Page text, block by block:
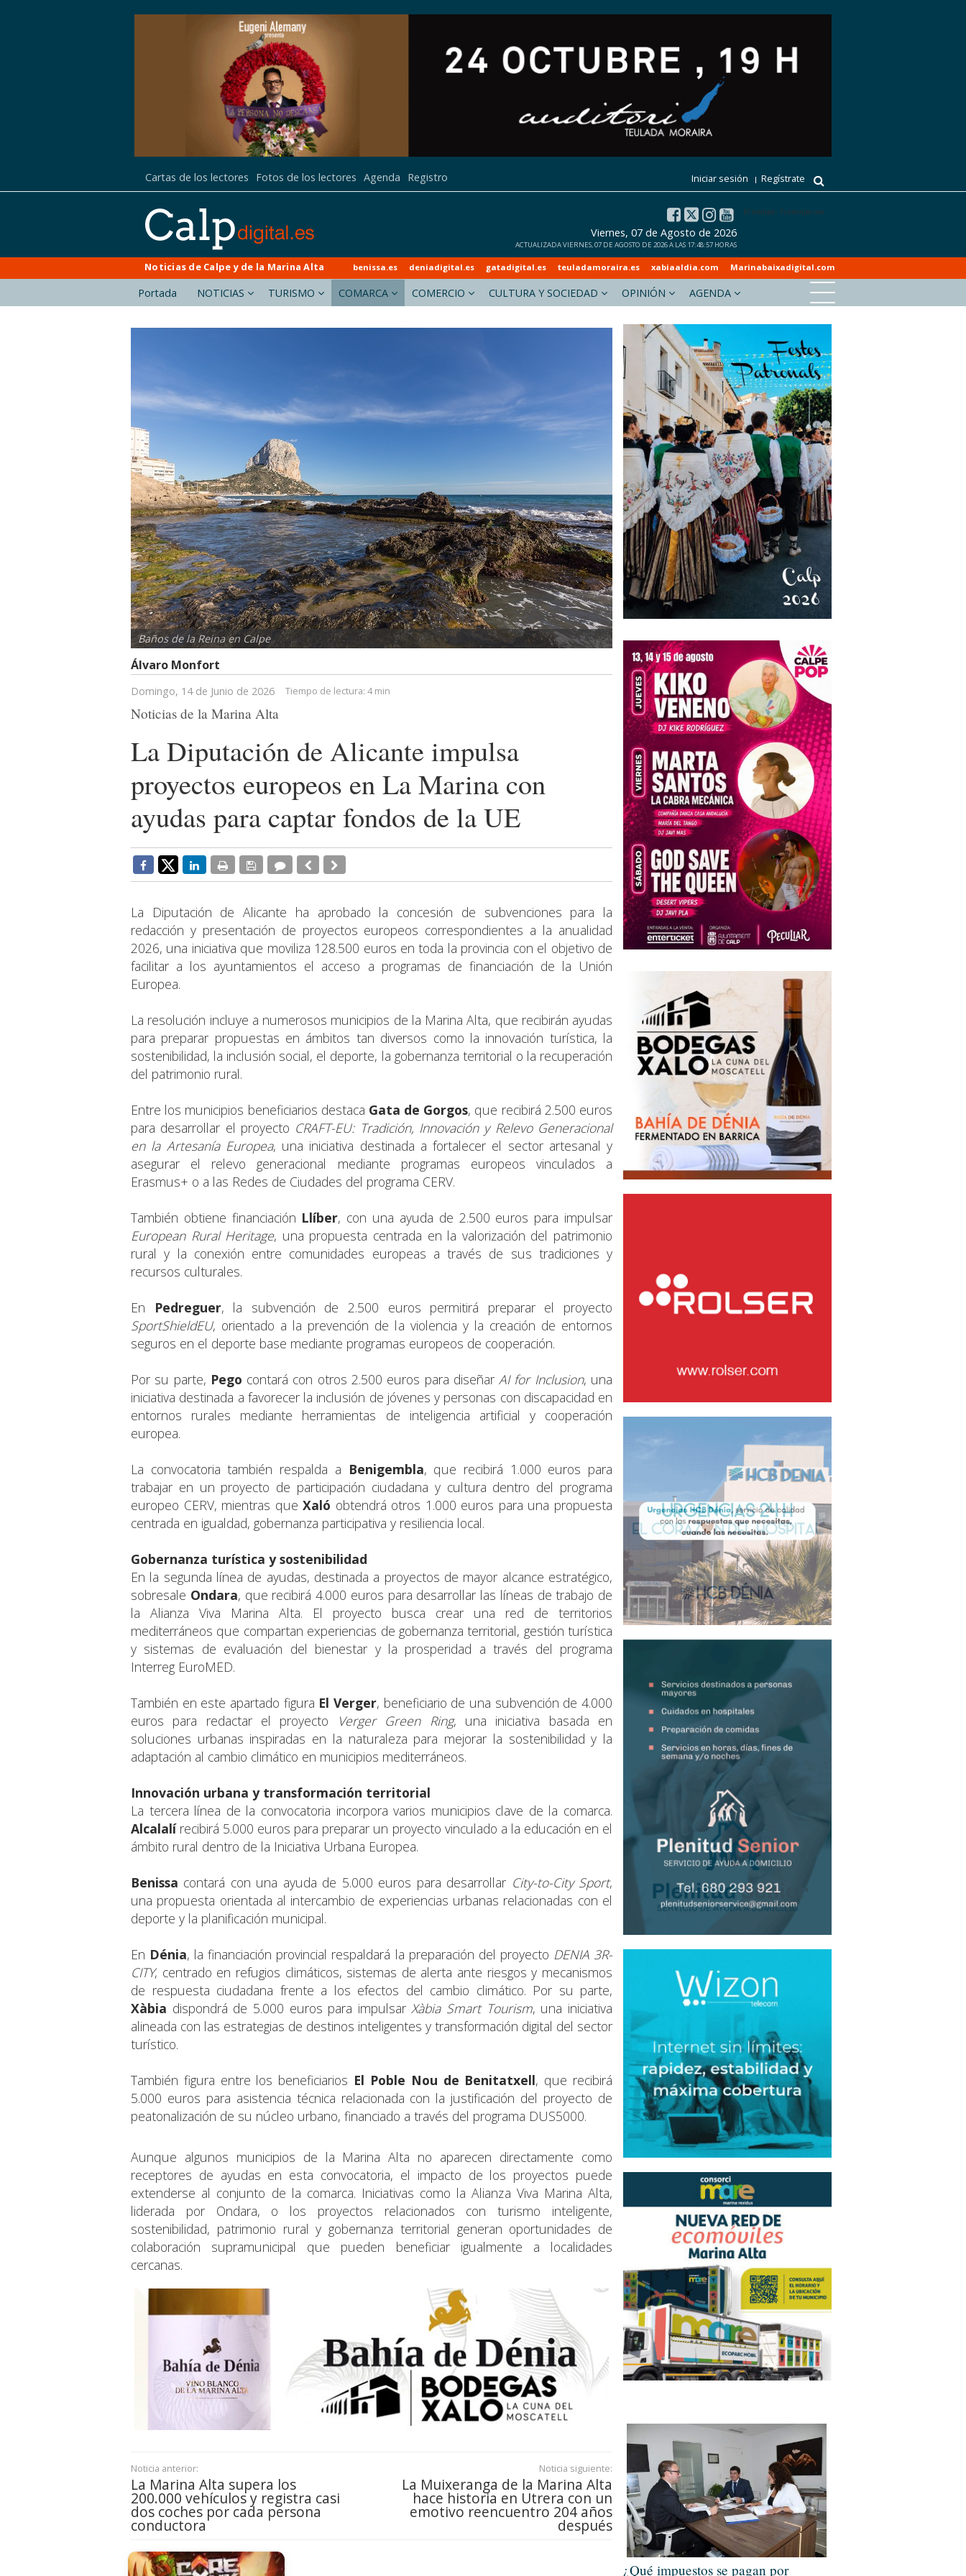
Cartas de los lectores Fotos de los lectores Agenda Registro Iniciar sesión Regístrate
El tiempo - Tutiempo.net
Viernes, 07 de Agosto de 2026
ACTUALIZADA VIERNES, 07 DE AGOSTO DE 2026 A LAS 17:48:57 HORAS
Noticias de Calpe y de la Marina Alta benissa.es deniadigital.es gatadigital.es teuladamoraira.es xabiaaldia.com Marinabaixadigital.com
Portada NOTICIAS TURISMO COMARCA COMERCIO CULTURA Y SOCIEDAD OPINIÓN AGENDA
Baños de la Reina en Calpe
Álvaro Monfort
Domingo, 14 de Junio de 2026 Tiempo de lectura: 4 min
Noticias de la Marina Alta
La Diputación de Alicante impulsa
proyectos europeos en La Marina con
ayudas para captar fondos de la UE
La Diputación de Alicante ha aprobado la concesión de subvenciones para la
redacción y presentación de proyectos europeos correspondientes a la anualidad
2026, una iniciativa que moviliza 128.500 euros en toda la provincia con el objetivo de
facilitar a los ayuntamientos el acceso a programas de financiación de la Unión
Europea.
La resolución incluye a numerosos municipios de la Marina Alta, que recibirán ayudas
para preparar propuestas en ámbitos tan diversos como la innovación turística, la
sostenibilidad, la inclusión social, el deporte, la gobernanza territorial o la recuperación
del patrimonio rural.
Entre los municipios beneficiarios destaca Gata de Gorgos, que recibirá 2.500 euros
para desarrollar el proyecto CRAFT-EU: Tradición, Innovación y Relevo Generacional
en la Artesanía Europea, una iniciativa destinada a fortalecer el sector artesanal y
asegurar el relevo generacional mediante programas europeos vinculados a
Erasmus+ o a las Redes de Ciudades del programa CERV.
También obtiene financiación Llíber, con una ayuda de 2.500 euros para impulsar
European Rural Heritage, una propuesta centrada en la valorización del patrimonio
rural y la conexión entre comunidades europeas a través de sus tradiciones y
recursos culturales.
En Pedreguer, la subvención de 2.500 euros permitirá preparar el proyecto
SportShieldEU, orientado a la prevención de la violencia y la creación de entornos
seguros en el deporte base mediante programas europeos de cooperación.
Por su parte, Pego contará con otros 2.500 euros para diseñarAI for Inclusion, una
iniciativa destinada a favorecer la inclusión de jóvenes y personas con discapacidad en
entornos rurales mediante herramientas de inteligencia artificial y cooperación
europea.
La convocatoria también respalda a Benigembla, que recibirá 1.000 euros para
trabajar en un proyecto de participación ciudadana y cultura dentro del programa
europeo CERV, mientras queXaló obtendrá otros 1.000 euros para una propuesta
centrada en igualdad, gobernanza participativa y resiliencia local.
Gobernanza turística y sostenibilidad
En la segunda línea de ayudas, destinada a proyectos de mayor alcance estratégico,
sobresale Ondara, que recibirá 4.000 euros para desarrollar las líneas de trabajo de
la Alianza Viva Marina Alta. El proyecto busca crear una red de territorios
mediterráneos que compartan experiencias de gobernanza territorial, gestión turística
y sistemas de evaluación del bienestar y la prosperidad a través del programa
Interreg EuroMED.
También en este apartado figura El Verger, beneficiario de una subvención de 4.000
euros para redactar el proyecto
Verger Green Ring, una iniciativa basada en
soluciones urbanas inspiradas en la naturaleza para mejorar la sostenibilidad y la
adaptación al cambio climático en municipios mediterráneos.
Innovación urbana y transformación territorial
La tercera línea de la convocatoria incorpora varios municipios clave de la comarca.
Alcalalírecibirá 5.000 euros para preparar un proyecto vinculado a la educación en el
ámbito rural dentro de la Iniciativa Urbana Europea.
Benissa contará con una ayuda de 5.000 euros para desarrollar City-to-City Sport,
una propuesta orientada al intercambio de experiencias urbanas relacionadas con el
deporte y la planificación municipal.
En Dénia, la financiación provincial respaldará la preparación del proyecto DENIA 3R-
CITY, centrado en refugios climáticos, sistemas de alerta ante riesgos y mecanismos
de respuesta ciudadana frente a los efectos del cambio climático. Por su parte,
Xàbia dispondrá de 5.000 euros para impulsarXàbia Smart Tourism, una iniciativa
alineada con las estrategias de destinos inteligentes y transformación digital del sector
turístico.
También figura entre los beneficiarios El Poble Nou de Benitatxell, que recibirá
5.000 euros para asistencia técnica relacionada con la justificación del proyecto de
peatonalización de su núcleo urbano, financiado a través del programa DUS5000.
Aunque algunos municipios de la Marina Alta no aparecen directamente como
receptores de ayudas en esta convocatoria, el impacto de los proyectos puede
extenderse al conjunto de la comarca. Iniciativas como la Alianza Viva Marina Alta,
liderada por Ondara, o los proyectos relacionados con turismo inteligente,
sostenibilidad, patrimonio rural y gobernanza territorial generan oportunidades de
colaboración supramunicipal que pueden beneficiar igualmente a localidades
cercanas.
Noticia anterior:
La Marina Alta supera los
200.000 vehículos y registra casi
dos coches por cada persona
conductora
Noticia siguiente:
La Muixeranga de la Marina Alta
hace historia en Utrera con un
emotivo reencuentro 204 años
después
¿Qué impuestos se pagan por